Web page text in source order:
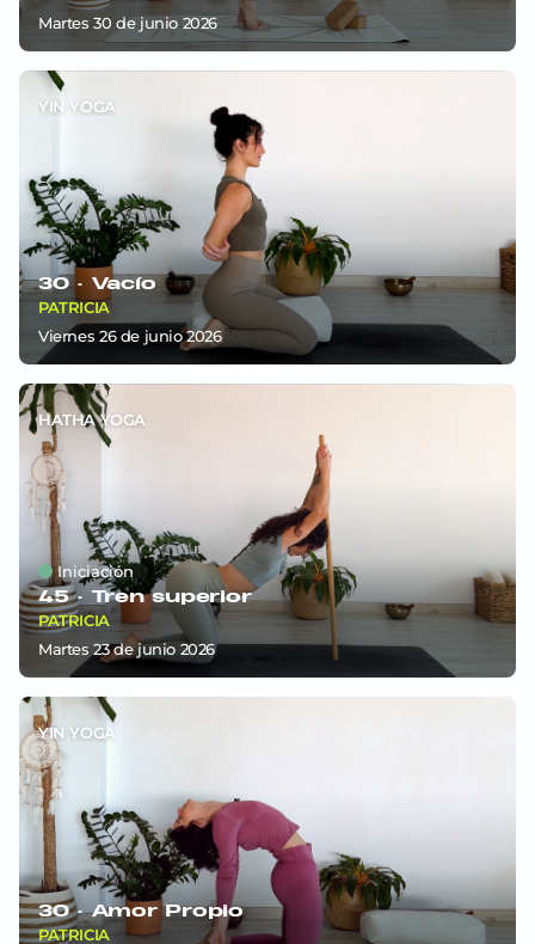
martes 30 de junio 2026
YIN YOGA
30 · Vacío
PATRICIA
viernes 26de junio 2026
HATHA YOGA
Iniciación
45 · Tren superior
PATRICIA
martes 23dejunio 2026
YIN YOGA
30 ·Amor Propio
PATRICIA